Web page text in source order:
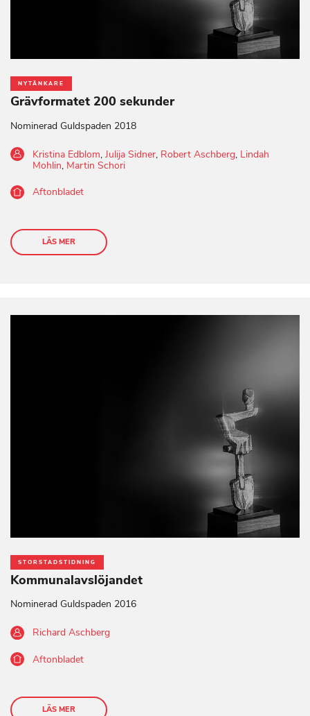
NYTÄNKARE
Grävformatet 200 sekunder
Nominerad Guldspaden 2018
Kristina Edblom,Julija Sidner, Robert Aschberg, Lindah
Mohlin, Martin Schori
Aftonbladet
LÄS MER
STORSTADSTIDNING
Kommunalavslöjandet
Nominerad Guldspaden 2016
Richard Aschberg
Aftonbladet
LÄS MER